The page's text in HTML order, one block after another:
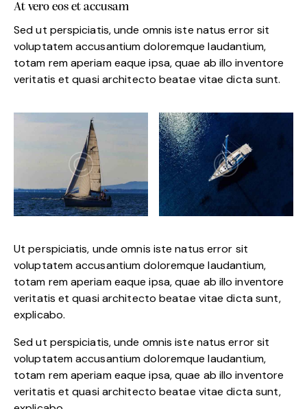
At vero eos et accusam
Sed ut perspiciatis, unde omnis iste natus error sit
voluptatem accusantium doloremque laudantium,
totam rem aperiam eaque ipsa, quae ab illo inventore
veritatis et quasi architecto beatae vitae dicta sunt.
Ut perspiciatis, unde omnis iste natus error sit
voluptatem accusantium doloremque laudantium,
totam rem aperiam eaque ipsa, quae ab illo inventore
veritatis et quasi architecto beatae vitae dicta sunt,
explicabo.
Sed ut perspiciatis, unde omnis iste natus error sit
voluptatem accusantium doloremque laudantium,
totam rem aperiam eaque ipsa, quae ab illo inventore
veritatis et quasi architecto beatae vitae dicta sunt,